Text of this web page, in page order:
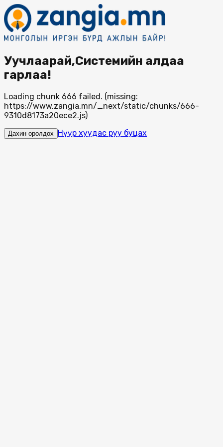
Уучлаарай,Системийн алдаа
гарлаа!
Loading chunk 666 failed. (missing:
https://www.zangia.mn/_next/static/chunks/666-
9310d8173a20ece2.js)
Дахин оролдох Нүүр хуудас руу буцах